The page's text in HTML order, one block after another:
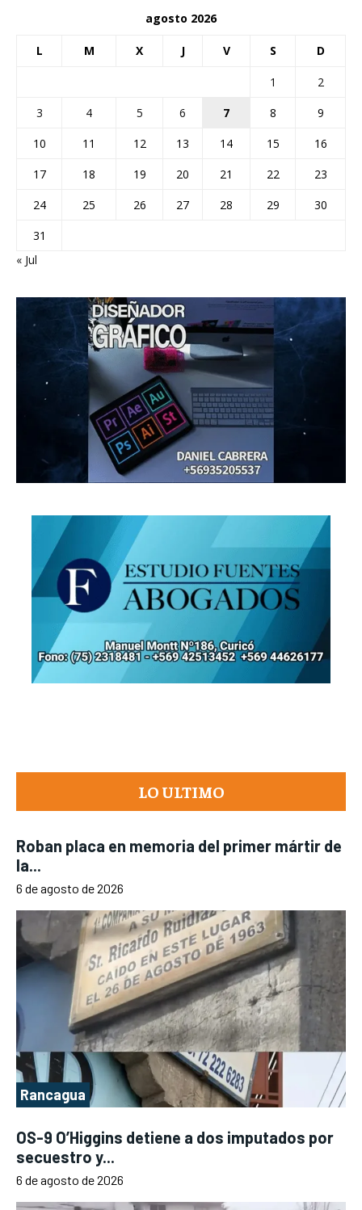
agosto 2026
L M X J V S D
1
2
3
4 5 6 7 8
9
10
11 12 13 14 15
16
17
18 19 20 21 22
23
24
25 26 27 28 29
30
31
« Jul
LO ULTIMO
Roban placa en memoria del primer mártir de
la...
6 de agosto de 2026
Rancagua
OS-9 O’Higgins detiene a dos imputados por
secuestro y...
6 de agosto de 2026